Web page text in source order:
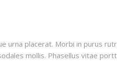
urna placerat. Morbi in purus
mollis. Phasellus vitae